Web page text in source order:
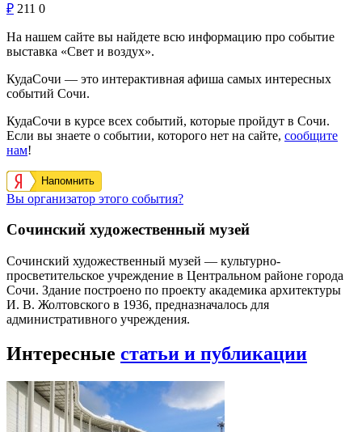
₽ 211 0
На нашем сайте вы найдете всю информацию про событие
выставка «Свет и воздух».
КудаСочи — это интерактивная афиша самых интересных
событий Сочи.
КудаСочи в курсе всех событий, которые пройдут в Сочи.
Если вы знаете о событии, которого нет на сайте, сообщите
нам!
Напомнить
Вы организатор этого события?
Сочинский художественный музей
Сочинский художественный музей — культурно-
просветительское учреждение в Центральном районе города
Сочи. Здание построено по проекту академика архитектуры
И. В. Жолтовского в 1936, предназначалось для
административного учреждения.
Интересные статьи и публикации